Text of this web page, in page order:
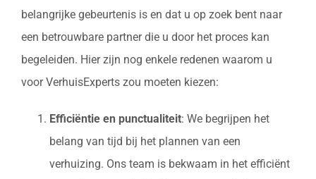
belangrijke gebeurtenis is en dat u op zoek bent naar
een betrouwbare partner die u door het proces kan
begeleiden. Hier zijn nog enkele redenen waarom u
voor VerhuisExperts zou moeten kiezen:
Efficiëntie en punctualiteit: We begrijpen het
belang van tijd bij het plannen van een
verhuizing. Ons team is bekwaam in het efficiënt